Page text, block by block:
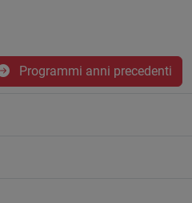
Programmi anni precedenti